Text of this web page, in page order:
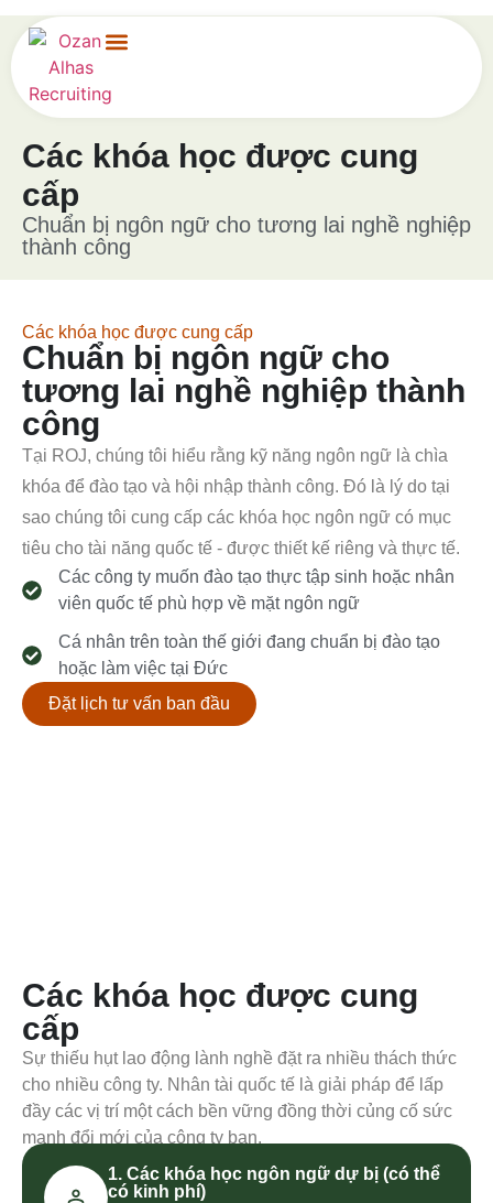
Các khóa học được cung
cấp
Chuẩn bị ngôn ngữ cho tương lai nghề nghiệp
thành công
Các khóa học được cung cấp
Chuẩn bị ngôn ngữ cho
tương lai nghề nghiệp thành
công
Tại ROJ, chúng tôi hiểu rằng kỹ năng ngôn ngữ là chìa
khóa để đào tạo và hội nhập thành công. Đó là lý do tại
sao chúng tôi cung cấp các khóa học ngôn ngữ có mục
tiêu cho tài năng quốc tế - được thiết kế riêng và thực tế.
Các công ty muốn đào tạo thực tập sinh hoặc nhân
viên quốc tế phù hợp về mặt ngôn ngữ
Cá nhân trên toàn thế giới đang chuẩn bị đào tạo
hoặc làm việc tại Đức
Đặt lịch tư vấn ban đầu
Các khóa học được cung
cấp
Sự thiếu hụt lao động lành nghề đặt ra nhiều thách thức
cho nhiều công ty. Nhân tài quốc tế là giải pháp để lấp
đầy các vị trí một cách bền vững đồng thời củng cố sức
mạnh đổi mới của công ty bạn.
1. Các khóa học ngôn ngữ dự bị (có thể
có kinh phí)